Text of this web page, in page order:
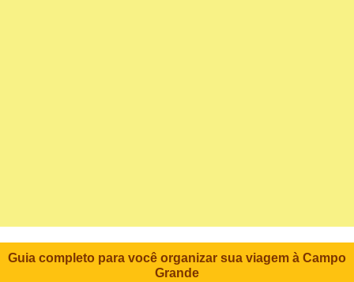
Guia completo para você organizar sua viagem à Campo
Grande